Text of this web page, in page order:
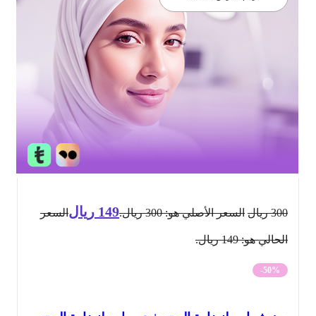
ريال السعر الأصلي هو: 300 ريال. 149 ريالالسعر
الحالي هو: 149 ريال.
-50%